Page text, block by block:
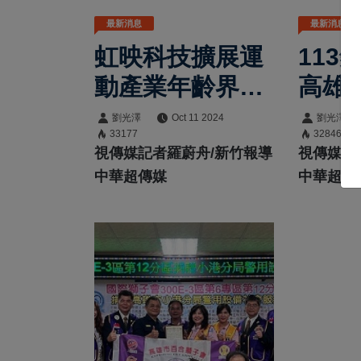
最新消息
虹映科技擴展運
動產業年齡界
限
「JoiiSports
App」壯世代賦
新世代！
劉光澤
Oct 11 2024
33177
視傳媒記者羅蔚舟/新竹報導
中華超傳媒
最新消息
113
高雄
區重
歡活動
劉光澤
32846
視傳媒記
中華超傳